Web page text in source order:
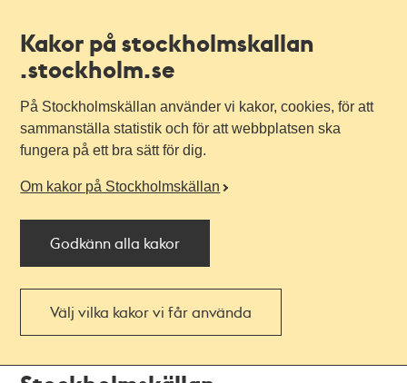
Kakor på stockholmskallan
.stockholm.se
På Stockholmskällan använder vi kakor, cookies, för att
sammanställa statistik och för att webbplatsen ska
fungera på ett bra sätt för dig.
Om kakor på Stockholmskällan
Godkänn alla kakor
Välj vilka kakor vi får använda